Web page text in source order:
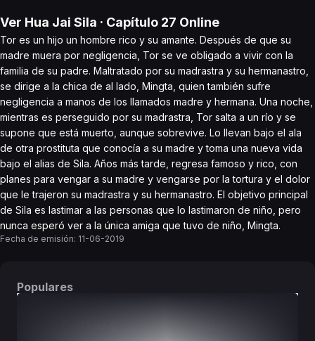
Ver Hua Jai Sila · Capítulo 27 Online
Tor es un hijo un hombre rico y su amante. Después de que su
madre muera por negligencia, Tor se ve obligado a vivir con la
familia de su padre. Maltratado por su madrastra y su hermanastro,
se dirige a la chica de al lado, Mingta, quien también sufre
negligencia a manos de los llamados madre y hermana. Una noche,
mientras es perseguido por su madrastra, Tor salta a un río y se
supone que está muerto, aunque sobrevive. Lo llevan bajo el ala
de otra prostituta que conocía a su madre y toma una nueva vida
bajo el alias de Sila. Años más tarde, regresa famoso y rico, con
planes para vengar a su madre y vengarse por la tortura y el dolor
que le trajeron su madrastra y su hermanastro. El objetivo principal
de Sila es lastimar a las personas que lo lastimaron de niño, pero
nunca esperó ver a la única amiga que tuvo de niño, Mingta.
Fecha de emisión: 11-06-2019
Populares